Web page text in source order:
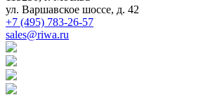
ул. Варшавское шоссе, д. 42
+7 (495) 783-26-57
sales@riwa.ru